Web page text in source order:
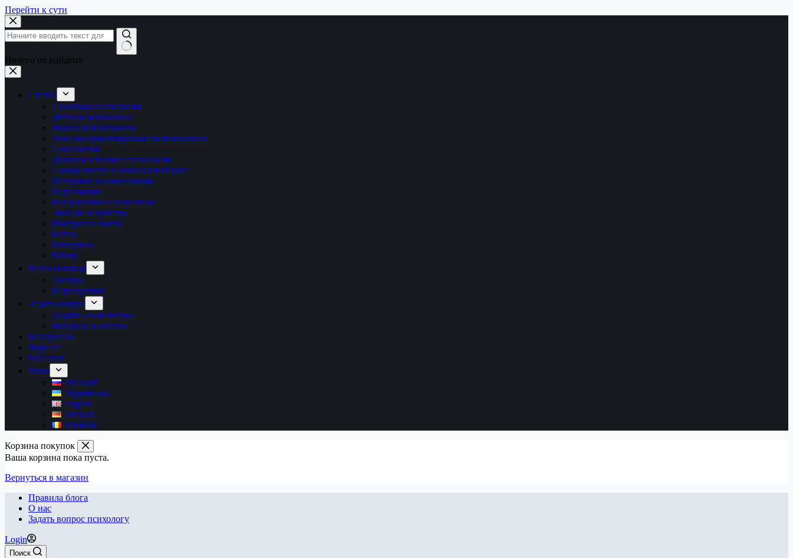
Перейти к сути
Ничего не найдено
Статьи
Семейная психология
Детская психология
Женская психология
Телесно-ориентированная психология
Сексология
Деловая и бизнес психология
Саморазвитие и личностный рост
Методики и самопомощь
Персоналии
Направления психологии
Эмоции и чувства
Интересно знать!
Кейсы
Интервью
Юмор
Наша команда
Авторы
Переводчики
Задать вопрос
Задайте свой вопрос
Вопросы и ответы
Материалы
Журнал
Магазин
Язык
Русский
Українська
English
Deutsch
Română
Корзина покупок
Ваша корзина пока пуста.
Вернуться в магазин
Правила блога
О нас
Задать вопрос психологу
Login
Поиск